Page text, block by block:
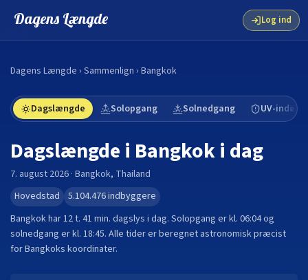
Dagens Længde Log ind
Dagens Længde › Sammenlign › Bangkok
Dagslængde Solopgang Solnedgang UV-indeks
Dagslængde i Bangkoki dag
7. august 2026 · Bangkok, Thailand
Hovedstad
5.104.476indbyggere
Bangkokhar12 t. 41 min. dagslys i dag. Solopgang er kl. 06:04og
solnedgang er kl. 18:45. Alle tider er beregnet astronomisk præcist
forBangkoks koordinater.